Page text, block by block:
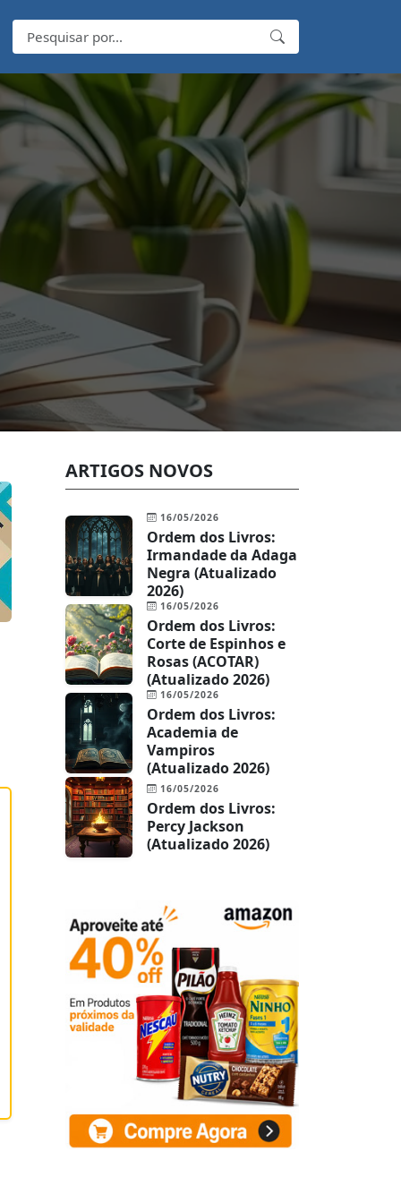
ARTIGOS NOVOS
16/05/2026
Ordem dos Livros:
Irmandade da Adaga
Negra (Atualizado
2026)
16/05/2026
Ordem dos Livros:
Corte de Espinhos e
Rosas (ACOTAR)
(Atualizado 2026)
16/05/2026
Ordem dos Livros:
Academia de
Vampiros
(Atualizado 2026)
16/05/2026
Ordem dos Livros:
Percy Jackson
(Atualizado 2026)